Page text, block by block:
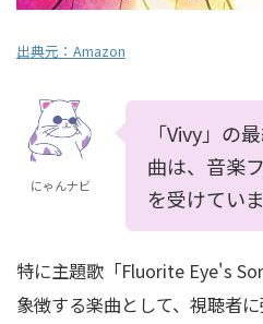
出典元： Amazon
にゃんナビ
「Vivy」の
曲は、音楽
を受けていま
特に主題歌「Fluorite Eye's
象徴する楽曲として、視聴者